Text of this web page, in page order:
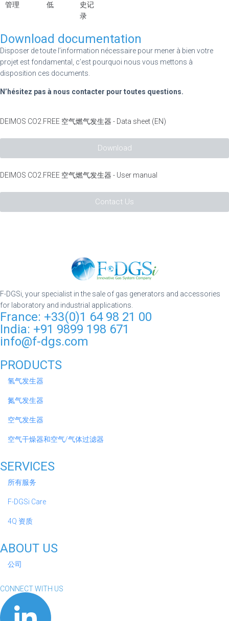
管理
低
史记
录
Download documentation
Disposer de toute l’information nécessaire pour mener à bien votre
projet est fondamental, c’est pourquoi nous vous mettons à
disposition ces documents.
N’hésitez pas à nous contacter pour toutes questions.
DEIMOS CO2.FREE 空气燃气发生器 - Data sheet (EN)
Download
DEIMOS CO2.FREE 空气燃气发生器 - User manual
Contact Us
F-DGSi, your specialist in the sale of gas generators and accessories
for laboratory and industrial applications.
France: +33(0)1 64 98 21 00
India: +91 9899 198 671
info@f-dgs.com
PRODUCTS
氢气发生器
氮气发生器
空气发生器
空气干燥器和空气/气体过滤器
SERVICES
所有服务
F-DGSi Care
4Q 资质
ABOUT US
公司
CONNECT WITH US